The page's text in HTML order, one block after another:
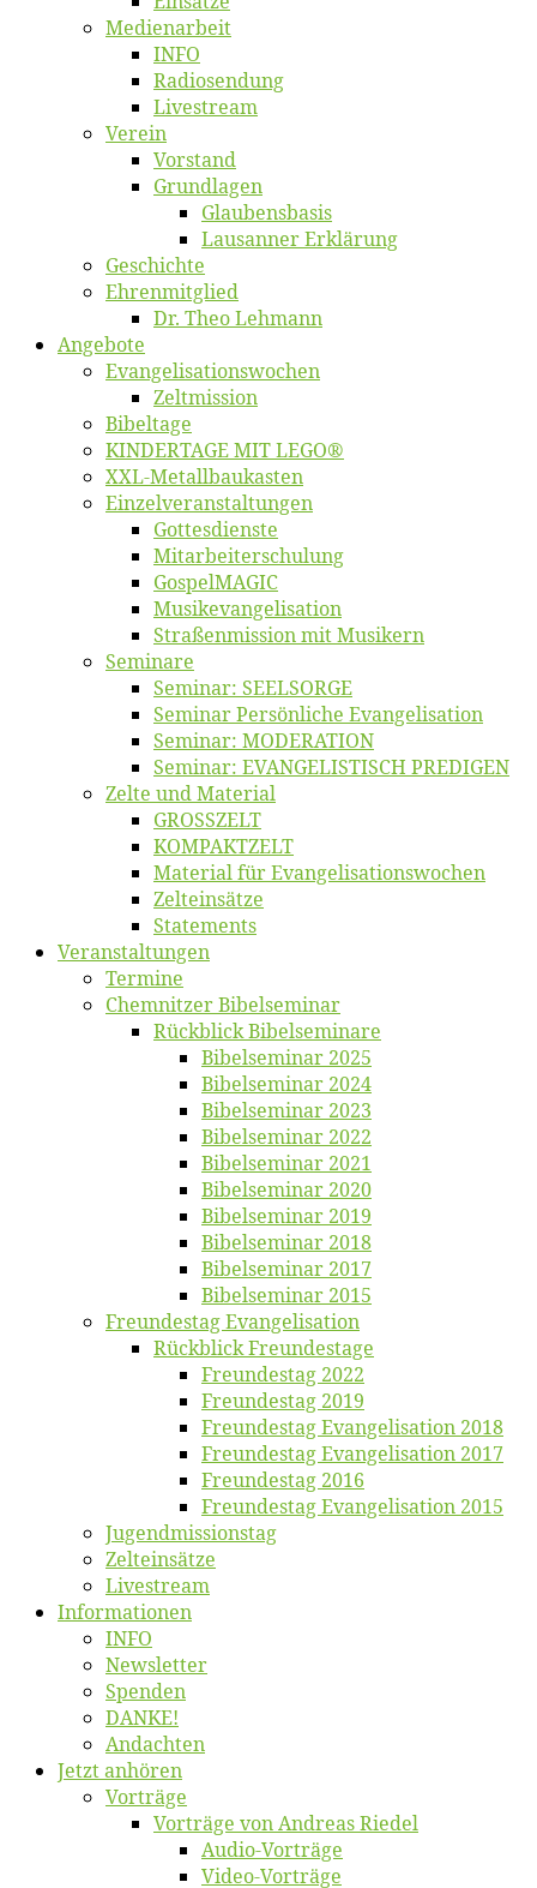
Me­di­en­ar­beit
INFO
Ra­dio­sen­dung
Live­stream
Ver­ein
Vor­stand
Grund­la­gen
Glaubens­ba­sis
Lausan­ner Erklärung
Ge­schich­te
Eh­ren­mit­glied
Dr. Theo Lehmann
An­ge­bo­te
Evangelisa­tions­wo­chen
Zelt­mis­si­on
Bi­bel­ta­ge
KINDERTAGE MIT LEGO®
XXL-Me­­tal­l­­bau­­kas­­ten
Einzelver­an­stal­tungen
Got­tes­diens­te
Mitarbeiter­schulung
Gos­pel­MA­GIC
Musikevan­ge­li­sa­tion
Straßenmis­sion mit Musikern
Se­mi­na­re
Se­mi­nar: SEELSORGE
Se­mi­nar Per­sön­li­che Evangelisation
Se­mi­nar: MODERATION
Se­mi­nar: EVANGELISTISCH PREDIGEN
Zel­te und Material
GROSSZELT
KOMPAKTZELT
Ma­te­ri­al für Evangelisationswochen
Zelt­ein­sät­ze
State­ments
Ver­an­stal­tun­gen
Ter­mi­ne
Chemnit­zer Bibelseminar
Rück­blick Bibelseminare
Bi­bel­se­mi­nar 2025
Bi­bel­se­mi­nar 2024
Bi­bel­se­mi­nar 2023
Bi­bel­se­mi­nar 2022
Bi­bel­se­mi­nar 2021
Bi­bel­se­mi­nar 2020
Bi­bel­se­mi­nar 2019
Bi­bel­se­mi­nar 2018
Bibelsemi­nar 2017
Bibelsemi­nar 2015
Freun­des­tag Evangelisation
Rück­blick Freundestage
Freun­des­tag 2022
Freun­des­tag 2019
Freun­des­tag Evan­ge­li­sa­ti­on 2018
Freun­des­tag Evan­ge­li­sa­ti­on 2017
Freun­des­tag 2016
Freun­des­tag Evan­ge­li­sa­ti­on 2015
Jugend­mis­sions­tag
Zelt­ein­sät­ze
Live­stream
Informatio­nen
INFO
News­let­ter
Spen­den
DANKE!
An­dach­ten
Jetzt an­hö­ren
Vor­trä­ge
Vor­trä­ge von An­dre­as Riedel
Au­dio-Vor­trä­ge
Vi­deo-Vor­trä­ge